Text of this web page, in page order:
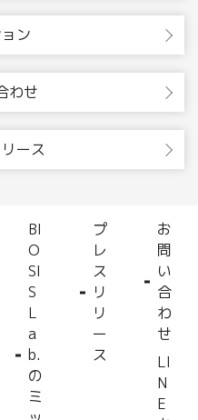
ン
わせ
ース
BI
O
SI
S
L
a
b.
の
ミ
プ
レ
ス
リ
リ
ー
ス
お
問
い
合
わ
せ
LI
N
E